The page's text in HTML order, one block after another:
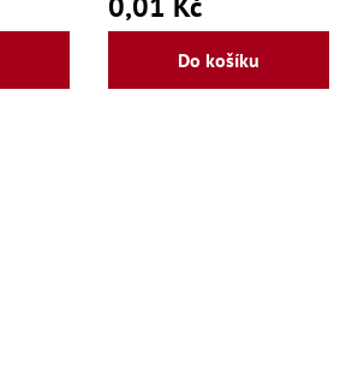
Do košíku